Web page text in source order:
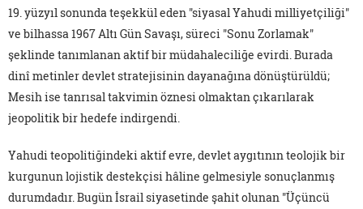
19. yüzyıl sonunda teşekkül eden "siyasal Yahudi milliyetçiliği"
ve bilhassa 1967 Altı Gün Savaşı, süreci "Sonu Zorlamak"
şeklinde tanımlanan aktif bir müdahaleciliğe evirdi. Burada
dinî metinler devlet stratejisinin dayanağına dönüştürüldü;
Mesih ise tanrısal takvimin öznesi olmaktan çıkarılarak
jeopolitik bir hedefe indirgendi.
Yahudi teopolitiğindeki aktif evre, devlet aygıtının teolojik bir
kurgunun lojistik destekçisi hâline gelmesiyle sonuçlanmış
durumdadır. Bugün İsrail siyasetinde şahit olunan "Üçüncü